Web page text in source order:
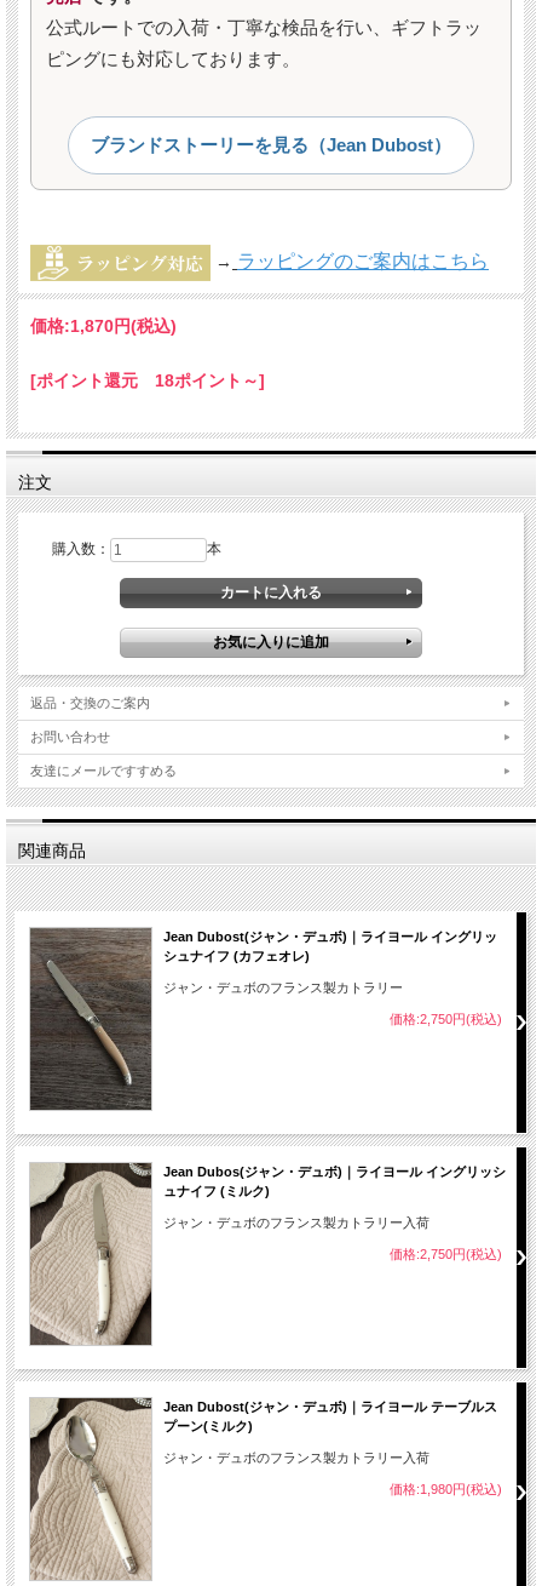
公式ルートでの入荷・丁寧な検品を行い、ギフトラッ
ピングにも対応しております。
ブランドストーリーを見る（Jean Dubost）
→ ラッピングのご案内はこちら
価格:1,870円(税込)
[ポイント還元 18ポイント～]
注文
購入数： 本
返品・交換のご案内
お問い合わせ
友達にメールですすめる
関連商品
Jean Dubost(ジャン・デュボ)｜ライヨール イングリッ
シュナイフ (カフェオレ)
ジャン・デュボのフランス製カトラリー
価格:2,750円(税込)
Jean Dubos(ジャン・デュボ)｜ライヨール イングリッシ
ュナイフ (ミルク)
ジャン・デュボのフランス製カトラリー入荷
価格:2,750円(税込)
Jean Dubost(ジャン・デュボ)｜ライヨール テーブルス
プーン(ミルク)
ジャン・デュボのフランス製カトラリー入荷
価格:1,980円(税込)